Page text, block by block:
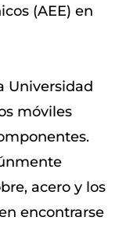
(AEE) en
Universidad
móviles
acero y los
encontrarse